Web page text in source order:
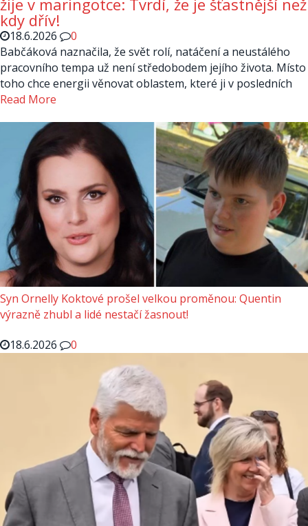
žije v maringotce: Tvrdí, že je šťastnější než
kdy dřív!
18.6.2026
0
Babčáková naznačila, že svět rolí, natáčení a neustálého
pracovního tempa už není středobodem jejího života. Místo
toho chce energii věnovat oblastem, které ji v posledních
Read More
Syn Ornelly Koktové prošel velkou proměnou: Quentin
výrazně zhubl a lidé nestačí žasnout!
18.6.2026
0